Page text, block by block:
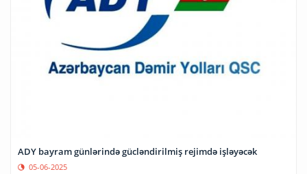
ADY bayram günlərində gücləndirilmiş rejimdə işləyəcək
05-06-2025